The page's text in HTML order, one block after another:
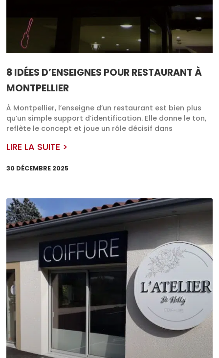
8 IDÉES D’ENSEIGNES POUR RESTAURANT À
MONTPELLIER
À Montpellier, l’enseigne d’un restaurant est bien plus
qu’un simple support d’identification. Elle donne le ton,
reflète le concept et joue un rôle décisif dans
LIRE LA SUITE >
30 DÉCEMBRE 2025